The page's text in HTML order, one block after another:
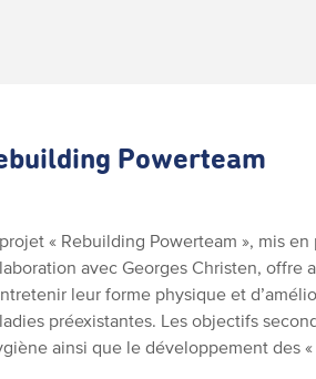
Powerteam
« Rebuilding Powerteam », mis en
avec Georges Christen,
leur forme physique et
préexistantes. Les objectifs
ainsi que le développement des «